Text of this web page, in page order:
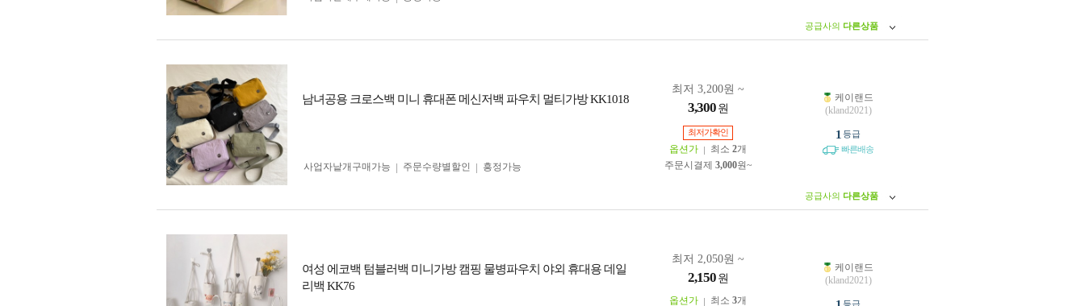
공급사의 다른상품
남녀공용 크로스백 미니 휴대폰 메신저백 파우치 멀티가방 KK1018
최저 3,200원 ~
3,300 원
최저가확인
옵션가 최소 2개
주문시결제 3,000원~
사업자 낱개구매가능 주문수량별할인 흥정가능
케이랜드
(kland2021)
1 등급
빠른배송
공급사의 다른상품
여성 에코백 텀블러백 미니가방 캠핑 물병파우치 야외 휴대용 데일
리백 KK76
최저 2,050원 ~
2,150 원
옵션가 최소 3개
케이랜드
(kland2021)
등급